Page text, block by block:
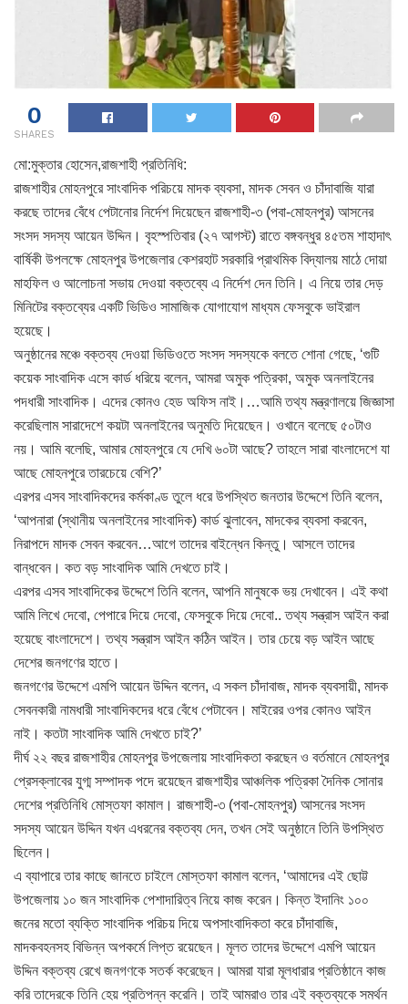
0
SHARES
মো:মুক্তার হোসেন,রাজশাহী প্রতিনিধি:
রাজশাহীর মোহনপুরে সাংবাদিক পরিচয়ে মাদক ব্যবসা, মাদক সেবন ও চাঁদাবাজি যারা
করছে তাদের বেঁধে পেটানোর নির্দেশ দিয়েছেন রাজশাহী-৩ (পবা-মোহনপুর) আসনের
সংসদ সদস্য আয়েন উদ্দিন। বৃহস্পতিবার (২৭ আগস্ট) রাতে বঙ্গবন্ধুর ৪৫তম শাহাদাৎ
বার্ষিকী উপলক্ষে মোহনপুর উপজেলার কেশরহাট সরকারি প্রাথমিক বিদ্যালয় মাঠে দোয়া
মাহফিল ও আলোচনা সভায় দেওয়া বক্তব্যে এ নির্দেশ দেন তিনি। এ নিয়ে তার দেড়
মিনিটের বক্তব্যের একটি ভিডিও সামাজিক যোগাযোগ মাধ্যম ফেসবুকে ভাইরাল
হয়েছে।
অনুষ্ঠানের মঞ্চে বক্তব্য দেওয়া ভিডিওতে সংসদ সদস্যকে বলতে শোনা গেছে, ‘গুটি
কয়েক সাংবাদিক এসে কার্ড ধরিয়ে বলেন, আমরা অমুক পত্রিকা, অমুক অনলাইনের
পদধারী সাংবাদিক। এদের কোনও হেড অফিস নাই।…আমি তথ্য মন্ত্রণালয়ে জিজ্ঞাসা
করেছিলাম সারাদেশে কয়টা অনলাইনের অনুমতি দিয়েছেন। ওখানে বলেছে ৫০টাও
নয়। আমি বলেছি, আমার মোহনপুরে যে দেখি ৬০টা আছে? তাহলে সারা বাংলাদেশে যা
আছে মোহনপুরে তারচেয়ে বেশি?’
এরপর এসব সাংবাদিকদের কর্মকাণ্ড তুলে ধরে উপস্থিত জনতার উদ্দেশে তিনি বলেন,
‘আপনারা (স্থানীয় অনলাইনের সাংবাদিক) কার্ড ঝুলাবেন, মাদকের ব্যবসা করবেন,
নিরাপদে মাদক সেবন করবেন…আগে তাদের বাইন্ধেন কিন্তু। আসলে তাদের
বান্ধবেন। কত বড় সাংবাদিক আমি দেখতে চাই।
এরপর এসব সাংবাদিকের উদ্দেশে তিনি বলেন, আপনি মানুষকে ভয় দেখাবেন। এই কথা
আমি লিখে দেবো, পেপারে দিয়ে দেবো, ফেসবুকে দিয়ে দেবো.. তথ্য সন্ত্রাস আইন করা
হয়েছে বাংলাদেশে। তথ্য সন্ত্রাস আইন কঠিন আইন। তার চেয়ে বড় আইন আছে
দেশের জনগণের হাতে।
জনগণের উদ্দেশে এমপি আয়েন উদ্দিন বলেন, এ সকল চাঁদাবাজ, মাদক ব্যবসায়ী, মাদক
সেবনকারী নামধারী সাংবাদিকদের ধরে বেঁধে পেটাবেন। মাইরের ওপর কোনও আইন
নাই। কতটা সাংবাদিক আমি দেখতে চাই?’
দীর্ঘ ২২ বছর রাজশাহীর মোহনপুর উপজেলায় সাংবাদিকতা করছেন ও বর্তমানে মোহনপুর
প্রেসক্লাবের যুগ্ম সম্পাদক পদে রয়েছেন রাজশাহীর আঞ্চলিক পত্রিকা দৈনিক সোনার
দেশের প্রতিনিধি মোস্তফা কামাল। রাজশাহী-৩ (পবা-মোহনপুর) আসনের সংসদ
সদস্য আয়েন উদ্দিন যখন এধরনের বক্তব্য দেন, তখন সেই অনুষ্ঠানে তিনি উপস্থিত
ছিলেন।
এ ব্যাপারে তার কাছে জানতে চাইলে মোস্তফা কামাল বলেন, ‘আমাদের এই ছোট্ট
উপজেলায় ১০ জন সাংবাদিক পেশাদারিত্ব নিয়ে কাজ করেন। কিন্ত ইদানিং ১০০
জনের মতো ব্যক্তি সাংবাদিক পরিচয় দিয়ে অপসাংবাদিকতা করে চাঁদাবাজি,
মাদকবহনসহ বিভিন্ন অপকর্মে লিপ্ত রয়েছেন। মূলত তাদের উদ্দেশে এমপি আয়েন
উদ্দিন বক্তব্য রেখে জনগণকে সতর্ক করেছেন। আমরা যারা মূলধারার প্রতিষ্ঠানে কাজ
করি তাদেরকে তিনি হেয় প্রতিপন্ন করেনি। তাই আমরাও তার এই বক্তব্যকে সমর্থন